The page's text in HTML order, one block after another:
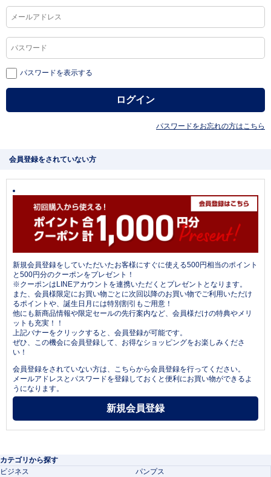
パスワードを表示する
パスワードをお忘れの方はこちら
会員登録をされていない方
新規会員登録をしていただいたお客様にすぐに使える500円相当のポイント
と500円分のクーポンをプレゼント！
※クーポンはLINEアカウントを連携いただくとプレゼントとなります。
また、会員様限定にお買い物ごとに次回以降のお買い物でご利用いただけ
るポイントや、誕生日月には特別割引もご用意！
他にも新商品情報や限定セールの先行案内など、会員様だけの特典やメリ
ットも充実！！
上記バナーをクリックすると、会員登録が可能です。
ぜひ、この機会に会員登録して、お得なショッピングをお楽しみくださ
い！
会員登録をされていない方は、こちらから会員登録を行ってください。
メールアドレスとパスワードを登録しておくと便利にお買い物ができるよ
うになります。
カテゴリから探す
ビジネス
パンプス